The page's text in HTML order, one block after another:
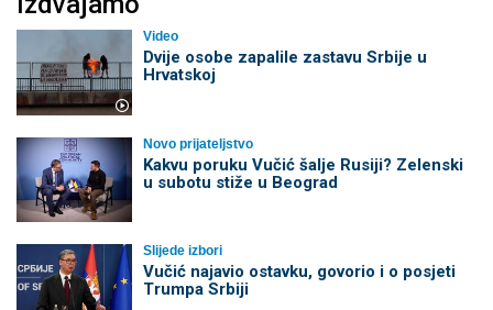
Video
Dvije osobe zapalile zastavu Srbije u
Hrvatskoj
Novo prijateljstvo
Kakvu poruku Vučić šalje Rusiji? Zelenski
u subotu stiže u Beograd
Slijede izbori
Vučić najavio ostavku, govorio i o posjeti
Trumpa Srbiji